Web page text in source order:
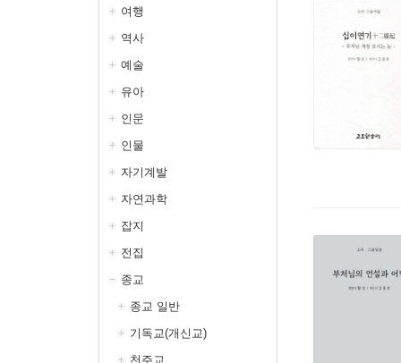
여행
역사
예술
유아
인문
인물
자기계발
자연과학
잡지
전집
종교
종교 일반
기독교(개신교)
천주교